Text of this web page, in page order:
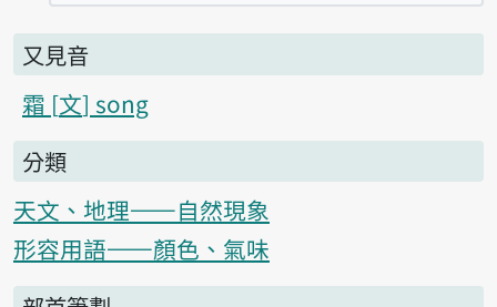
又見音
霜 文 song
分類
天文、地理——自然現象
形容用語——顏色、氣味